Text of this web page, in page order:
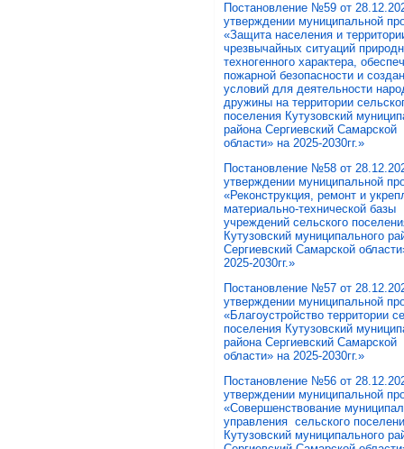
Постановление №59 от
утверждении муниципальной
«Защита населения и
чрезвычайных ситуаций
техногенного характера,
пожарной безопасности и
условий для деятельности
дружины на территории
поселения Кутузовский
района Сергиевский Самарской
области» на 2025-2030гг.»
Постановление №58 от
утверждении муниципальной
«Реконструкция, ремонт и
материально-технической базы
учреждений сельского
Кутузовский муниципального
Сергиевский Самарской
2025-2030гг.»
Постановление №57 от
утверждении муниципальной
«Благоустройство территории
поселения Кутузовский
района Сергиевский Самарской
области» на 2025-2030гг.»
Постановление №56 от
утверждении муниципальной
«Совершенствование
управления сельского
Кутузовский муниципального